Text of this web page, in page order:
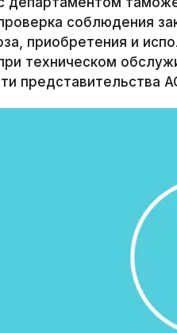
соблюдения
приобретения и
техническом
представительства